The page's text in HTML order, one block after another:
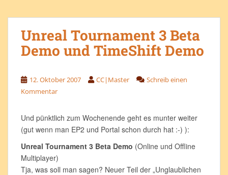
Unreal Tournament 3 Beta
Demo und TimeShift Demo
12. Oktober 2007 CC|Master
Schreib einen
Kommentar
Und pünktlich zum Wochenende geht es munter weiter
(gut wenn man EP2 und Portal schon durch hat :-) ):
Unreal Tournament 3 Beta Demo (Online und Offline
Multiplayer)
Tja, was soll man sagen? Neuer Teil der „Unglaublichen